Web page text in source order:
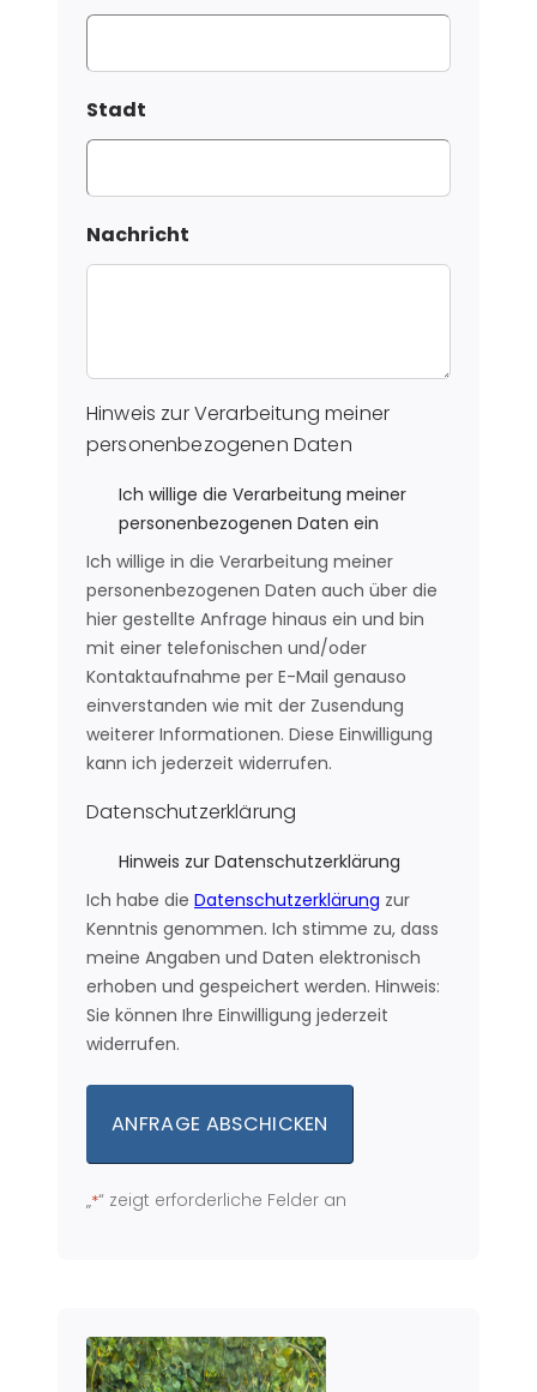
„*“ zeigt erforderliche Felder an
Stadt
Nachricht
Hinweis zur Verarbeitung meiner
personenbezogenen Daten
Ich willige die Verarbeitung meiner
personenbezogenen Daten ein
Ich willige in die Verarbeitung meiner
personenbezogenen Daten auch über die
hier gestellte Anfrage hinaus ein und bin
mit einer telefonischen und/oder
Kontaktaufnahme per E-Mail genauso
einverstanden wie mit der Zusendung
weiterer Informationen. Diese Einwilligung
kann ich jederzeit widerrufen.
Datenschutzerklärung
Hinweis zur Datenschutzerklärung
Ich habe die Datenschutzerklärung zur
Kenntnis genommen. Ich stimme zu, dass
meine Angaben und Daten elektronisch
erhoben und gespeichert werden. Hinweis:
Sie können Ihre Einwilligung jederzeit
widerrufen.
Alternative: